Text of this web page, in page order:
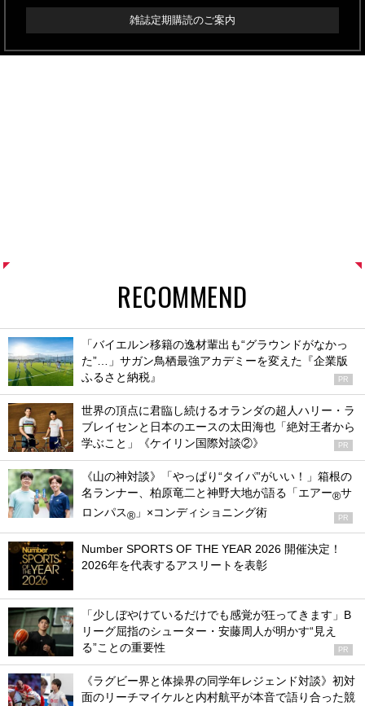
雑誌定期購読のご案内
RECOMMEND
「バイエルン移籍の逸材輩出も“グラウンドがなかっ
た”…」サガン鳥栖最強アカデミーを変えた『企業版
ふるさと納税』
PR
世界の頂点に君臨し続けるオランダの超人ハリー・ラ
ブレイセンと日本のエースの太田海也「絶対王者から
学ぶこと」《ケイリン国際対談②》
PR
《山の神対談》「やっぱり“タイパ”がいい！」箱根の
名ランナー、柏原竜二と神野大地が語る「エアー®サ
ロンパス® 」×コンディショニング術 PR
Number SPORTS OF THE YEAR 2026 開催決定！
2026年を代表するアスリートを表彰
「少しぼやけているだけでも感覚が狂ってきます」B
リーグ屈指のシューター・安藤周人が明かす“見え
る”ことの重要性
PR
《ラグビー界と体操界の同学年レジェンド対談》初対
面のリーチマイケルと内村航平が本音で語り合った競